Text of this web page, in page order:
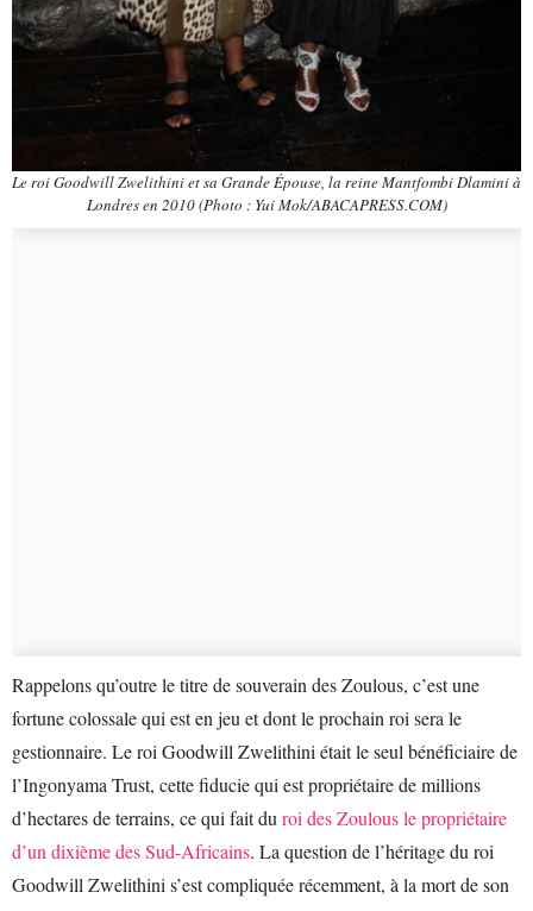
Le roi Goodwill Zwelithini et sa Grande Épouse, la reine Mantfombi Dlamini à
Londres en 2010 (Photo : Yui Mok/ABACAPRESS.COM)
Rappelons qu’outre le titre de souverain des Zoulous, c’est une
fortune colossale qui est en jeu et dont le prochain roi sera le
gestionnaire. Le roi Goodwill Zwelithini était le seul bénéficiaire de
l’Ingonyama Trust, cette fiducie qui est propriétaire de millions
d’hectares de terrains, ce qui fait du roi des Zoulous le propriétaire
d’un dixième des Sud-Africains. La question de l’héritage du roi
Goodwill Zwelithini s’est compliquée récemment, à la mort de son